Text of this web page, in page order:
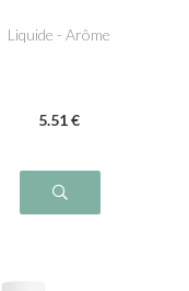
Liquide - Arôme
5.51 €